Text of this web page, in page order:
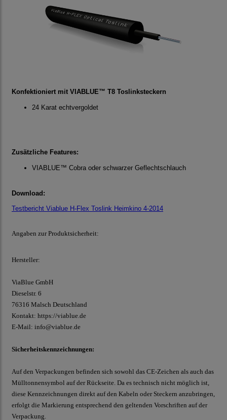
Konfektioniert mit VIABLUE™ T8 Toslinksteckern
24 Karat echtvergoldet
Zusätzliche Features:
VIABLUE™ Cobra oder schwarzer Geflechtschlauch
Download:
Testbericht Viablue H-Flex Toslink Heimkino 4-2014
Angaben zur Produktsicherheit:
Hersteller:
ViaBlue GmbH
Dieselstr. 6
76316 Malsch Deutschland
Kontakt: https://viablue.de
E-Mail: info@viablue.de
Sicherheitskennzeichnungen:
Auf den Verpackungen befinden sich sowohl das CE-Zeichen als auch das
Mülltonnensymbol auf der Rückseite. Da es technisch nicht möglich ist,
diese Kennzeichnungen direkt auf den Kabeln oder Steckern anzubringen,
erfolgt die Markierung entsprechend den geltenden Vorschriften auf der
Verpackung.